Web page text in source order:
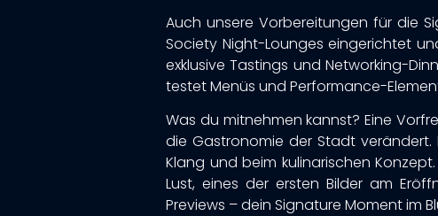
Auch unsere Vorbereitungen für die
Society Night-Lounges eingerichtet
exklusive Tastings und Networking-
testet Menüs und Performance-
Was du mitnehmen kannst? Eine
die Gastronomie der Stadt
Klang und beim kulinarischen
Lust, eines der ersten Bilder am
Previews – dein Signature Moment im